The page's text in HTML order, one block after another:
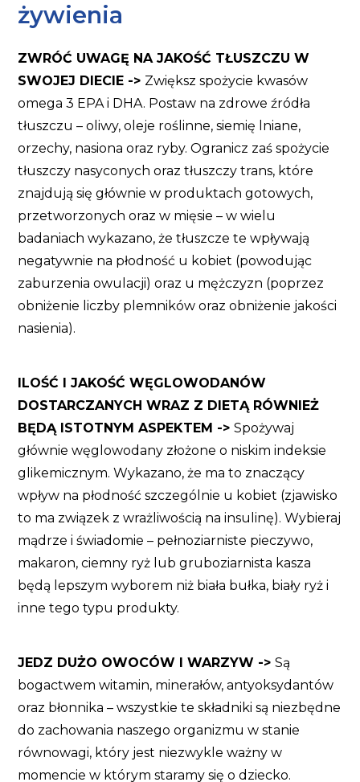
żywienia
ZWRÓĆ UWAGĘ NA JAKOŚĆ TŁUSZCZU W
SWOJEJ DIECIE -> Zwiększ spożycie kwasów
omega 3 EPA i DHA. Postaw na zdrowe źródła
tłuszczu – oliwy, oleje roślinne, siemię lniane,
orzechy, nasiona oraz ryby. Ogranicz zaś spożycie
tłuszczy nasyconych oraz tłuszczy trans, które
znajdują się głównie w produktach gotowych,
przetworzonych oraz w mięsie – w wielu
badaniach wykazano, że tłuszcze te wpływają
negatywnie na płodność u kobiet (powodując
zaburzenia owulacji) oraz u mężczyzn (poprzez
obniżenie liczby plemników oraz obniżenie jakości
nasienia).
ILOŚĆ I JAKOŚĆ WĘGLOWODANÓW
DOSTARCZANYCH WRAZ Z DIETĄ RÓWNIEŻ
BĘDĄ ISTOTNYM ASPEKTEM -> Spożywaj
głównie węglowodany złożone o niskim indeksie
glikemicznym. Wykazano, że ma to znaczący
wpływ na płodność szczególnie u kobiet (zjawisko
to ma związek z wrażliwością na insulinę). Wybieraj
mądrze i świadomie – pełnoziarniste pieczywo,
makaron, ciemny ryż lub gruboziarnista kasza
będą lepszym wyborem niż biała bułka, biały ryż i
inne tego typu produkty.
JEDZ DUŻO OWOCÓW I WARZYW -> Są
bogactwem witamin, minerałów, antyoksydantów
oraz błonnika – wszystkie te składniki są niezbędne
do zachowania naszego organizmu w stanie
równowagi, który jest niezwykle ważny w
momencie w którym staramy się o dziecko.